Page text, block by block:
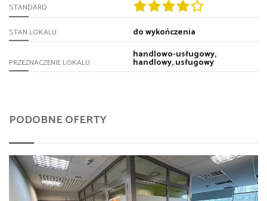
STANDARD
STAN LOKALU do wykończenia
PRZEZNACZENIE LOKALU
handlowo-usługowy,
handlowy, usługowy
PODOBNE OFERTY